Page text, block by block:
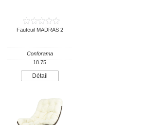
Fauteuil MADRAS 2
Conforama
18.75
Détail